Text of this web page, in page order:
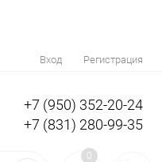
Вход Регистрация
+7 (950) 352-20-24
+7 (831) 280-99-35
0